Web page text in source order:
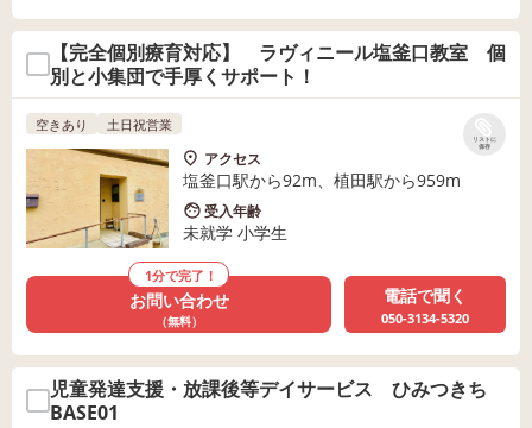
【完全個別療育対応】 ラヴィニール塩釜口教室 個
別と小集団で手厚くサポート！
リストに
保存
空きあり 土日祝営業
アクセス
塩釜口駅から92m、植田駅から959m
受入年齢
未就学 小学生
1分で完了！
お問い合わせ
（無料）
電話で聞く
050-3134-5320
児童発達支援・放課後等デイサービス ひみつきち
BASE01